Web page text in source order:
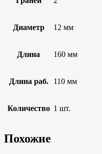
Диаметр 12 мм
Длина 160 мм
Длина раб. 110 мм
Количество 1 шт.
Похожие